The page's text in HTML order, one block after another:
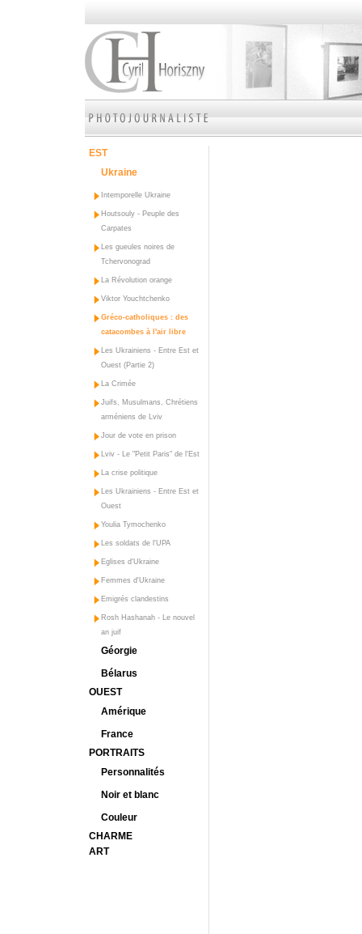
EST
Ukraine
Intemporelle Ukraine
Houtsouly - Peuple des
Carpates
Les gueules noires de
Tchervonograd
La Révolution orange
Viktor Youchtchenko
Gréco-catholiques : des
catacombes à l'air libre
Les Ukrainiens - Entre Est et
Ouest (Partie 2)
La Crimée
Juifs, Musulmans, Chrétiens
arméniens de Lviv
Jour de vote en prison
Lviv - Le "Petit Paris" de l'Est
La crise politique
Les Ukrainiens - Entre Est et
Ouest
Youlia Tymochenko
Les soldats de l'UPA
Eglises d'Ukraine
Femmes d'Ukraine
Emigrés clandestins
Rosh Hashanah - Le nouvel
an juif
Géorgie
Bélarus
OUEST
Amérique
France
PORTRAITS
Personnalités
Noir et blanc
Couleur
CHARME
ART